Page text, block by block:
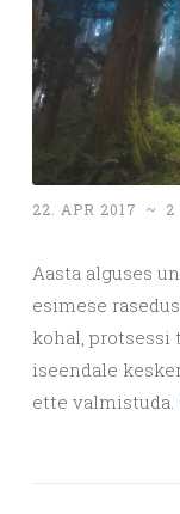
22. APR 2017 ~ 2
Aasta alguses
esimese
kohal, protsessi
iseendale
ette valmistuda.